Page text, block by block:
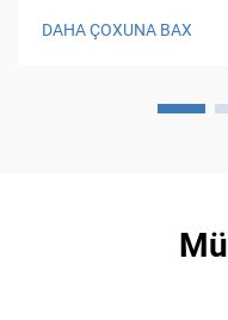
DAHA ÇOXUNA BAX